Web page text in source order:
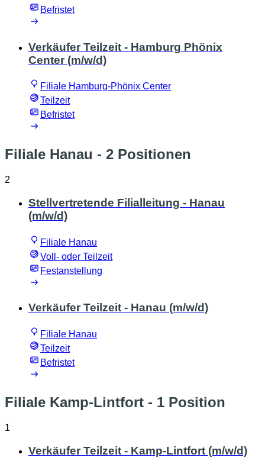
Befristet
Verkäufer Teilzeit - Hamburg Phönix
Center (m/w/d)
Filiale Hamburg-Phönix Center
Teilzeit
Befristet
Filiale Hanau - 2 Positionen
2
Stellvertretende Filialleitung - Hanau
(m/w/d)
Filiale Hanau
Voll- oder Teilzeit
Festanstellung
Verkäufer Teilzeit - Hanau (m/w/d)
Filiale Hanau
Teilzeit
Befristet
Filiale Kamp-Lintfort - 1 Position
1
Verkäufer Teilzeit - Kamp-Lintfort (m/w/d)